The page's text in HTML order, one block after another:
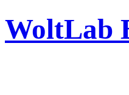
WoltLab